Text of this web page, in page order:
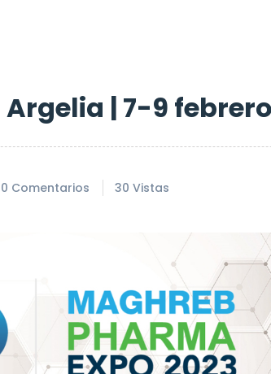
| 7-9
0 Comentarios 30 Vistas